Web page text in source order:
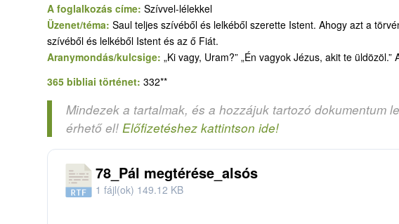
A foglalkozás címe: Szívvel-lélekkel
Üzenet/téma: Saul teljes szívéből és lelkéből szerette Istent. Ahogy azt a
szívéből és lelkéből Istent és az ő Fiát.
Aranymondás/kulcsige: „Ki vagy, Uram?” „Én vagyok Jézus, akit te üldözöl.”
365 bibliai történet: 332**
Mindezek a tartalmak, és a hozzájuk tartozó dokumentum
érhető el! Előfizetéshez kattintson ide!
78_Pál megtérése_alsós
1 fájl(ok) 149.12 KB